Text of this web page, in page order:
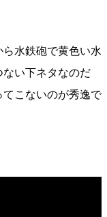
水鉄砲で黄色い水
い下ネタなのだ
こないのが秀逸で